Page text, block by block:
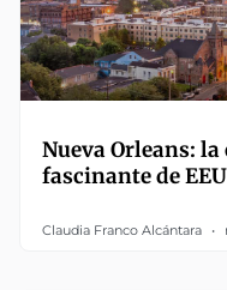
Nueva Orleans:
fascinante de
Claudia Franco Alcántara